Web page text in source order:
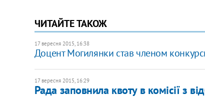
ЧИТАЙТЕ ТАКОЖ
17 вересня 2015, 16:38
Доцент Могилянки став членом
17 вересня 2015, 16:29
Рада заповнила квоту в комісії з